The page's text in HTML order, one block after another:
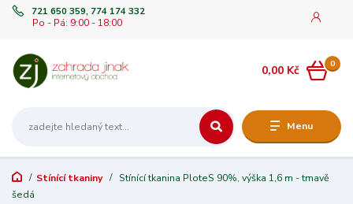
Menu
721 650 359, 774 174 332
Po - Pá: 9:00 - 18:00
0
0,00 Kč
Stínící tkaniny
Stínící tkanina PloteS 90%, výška 1,6 m - tmavě
šedá